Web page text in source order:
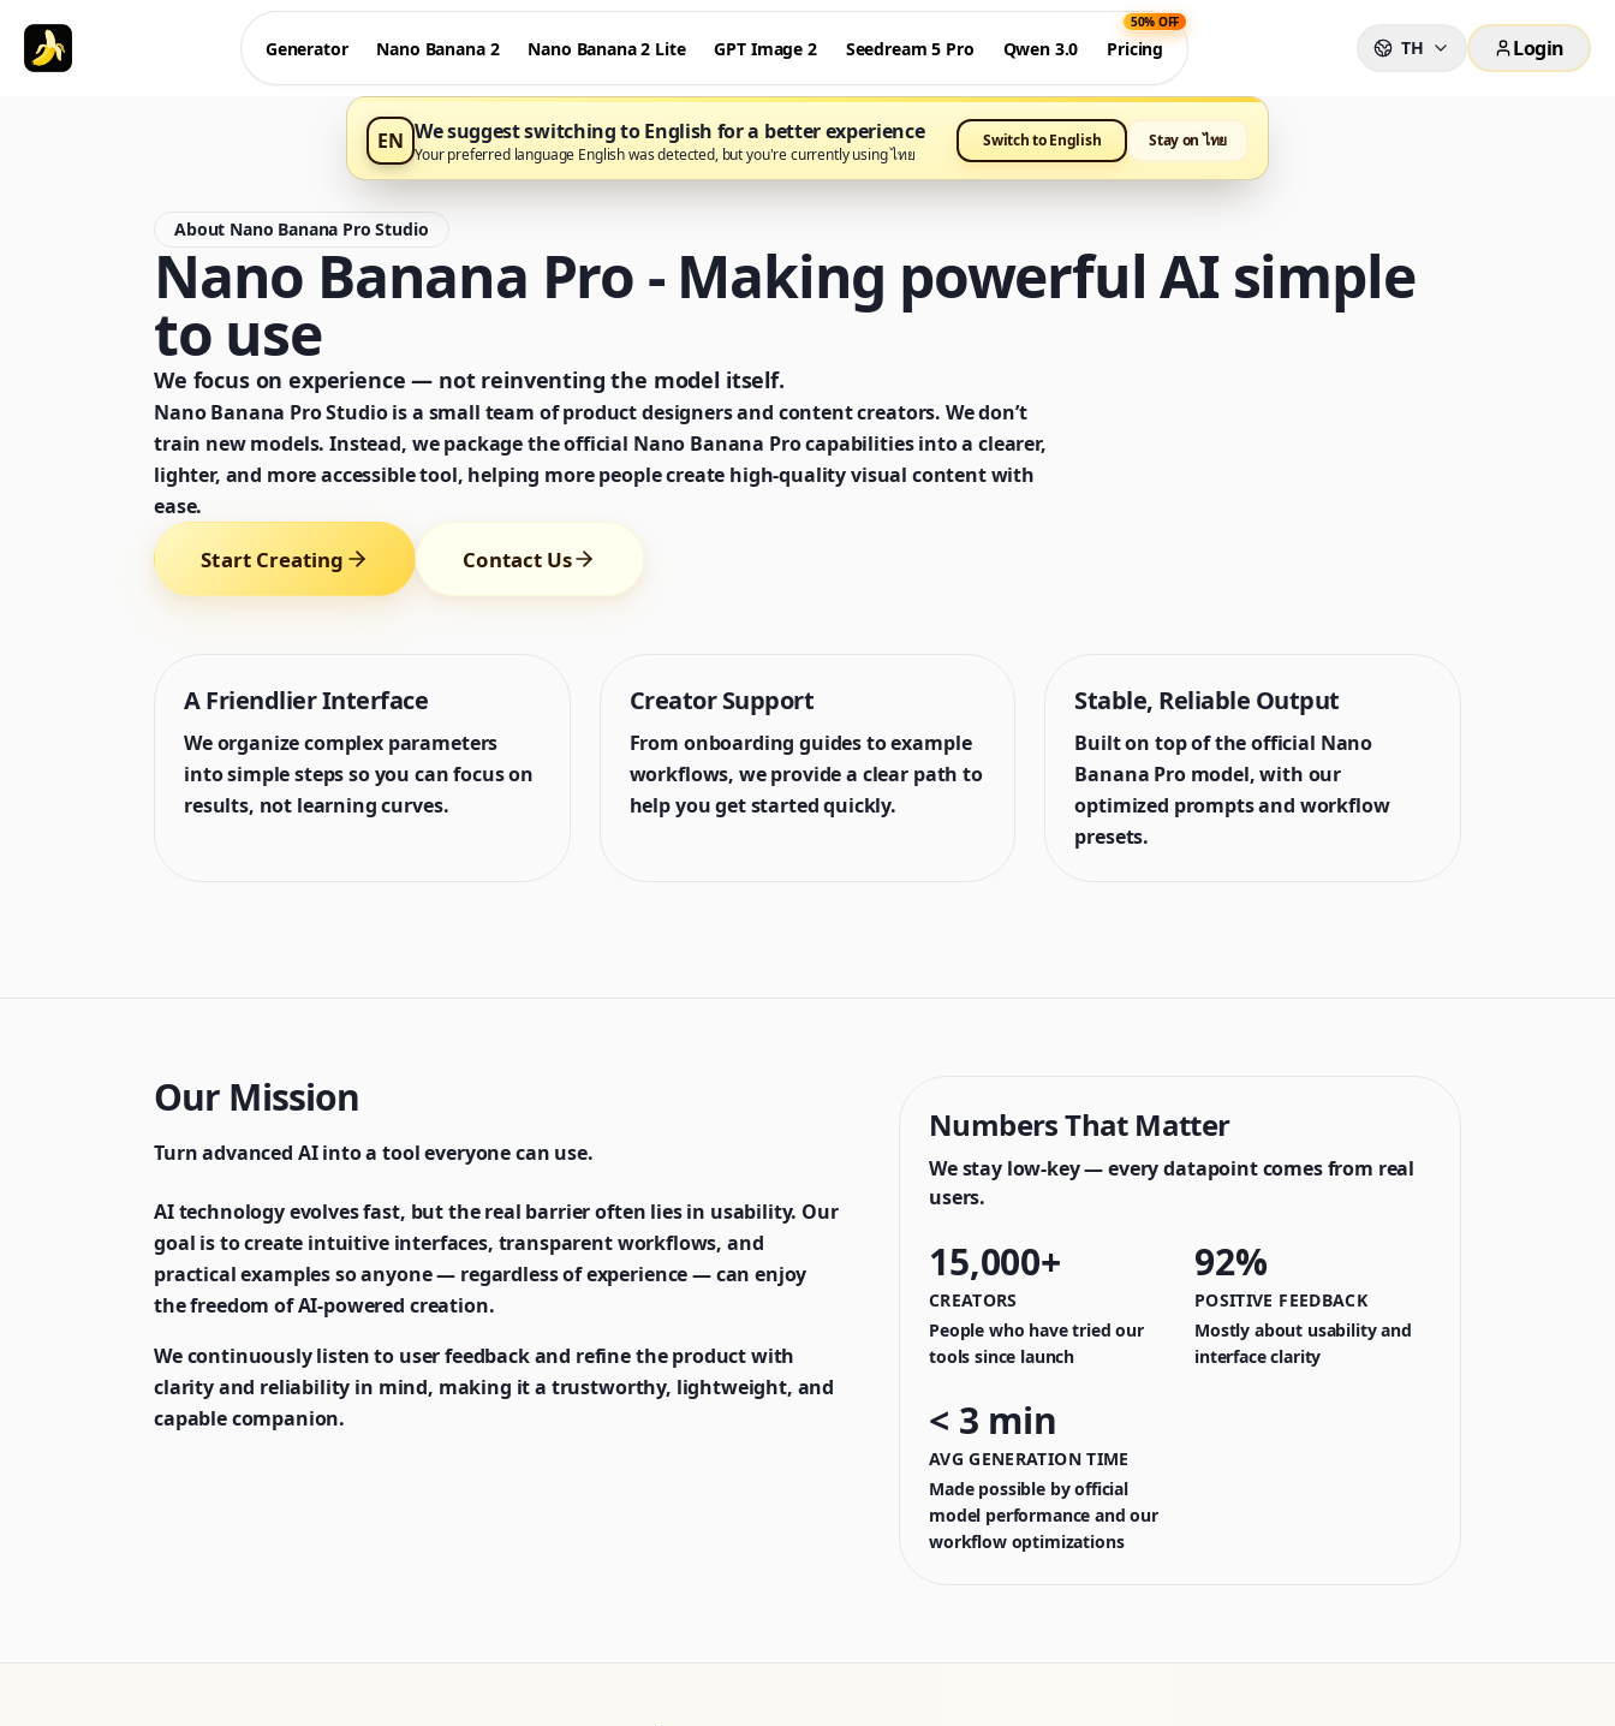
Generator Nano Banana 2 Nano Banana 2 Lite GPT Image 2 Seedream 5 Pro Qwen 3.0 Pricing
50% OFF
TH Login
EN We suggest switching to English for a better experience
Your preferred language English was detected, but you're currently using ไทย
Switch to English Stay on ไทย
About Nano Banana Pro Studio
Nano Banana Pro - Making powerful AI simple
to use
We focus on experience — not reinventing the model itself.
Nano Banana Pro Studio is a small team of product designers and content creators. We don’t
train new models. Instead, we package the official Nano Banana Pro capabilities into a clearer,
lighter, and more accessible tool, helping more people create high-quality visual content with
ease.
Start Creating Contact Us
A Friendlier Interface
We organize complex parameters
into simple steps so you can focus on
results, not learning curves.
Creator Support
From onboarding guides to example
workflows, we provide a clear path to
help you get started quickly.
Stable, Reliable Output
Built on top of the official Nano
Banana Pro model, with our
optimized prompts and workflow
presets.
Our Mission
Turn advanced AI into a tool everyone can use.
AI technology evolves fast, but the real barrier often lies in usability. Our
goal is to create intuitive interfaces, transparent workflows, and
practical examples so anyone — regardless of experience — can enjoy
the freedom of AI-powered creation.
We continuously listen to user feedback and refine the product with
clarity and reliability in mind, making it a trustworthy, lightweight, and
capable companion.
Numbers That Matter
We stay low-key — every datapoint comes from real
users.
15,000+
CREATORS
People who have tried our
tools since launch
92%
POSITIVE FEEDBACK
Mostly about usability and
interface clarity
< 3 min
AVG GENERATION TIME
Made possible by official
model performance and our
workflow optimizations